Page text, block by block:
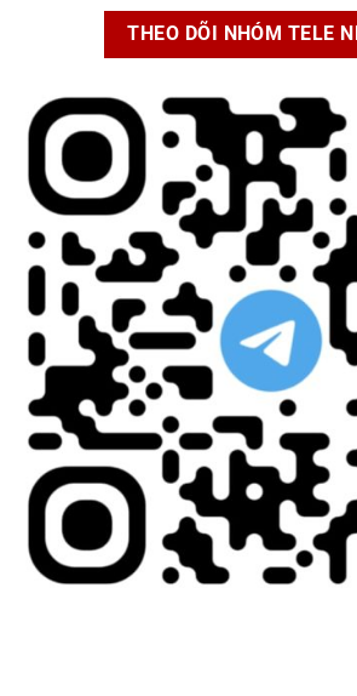
THEO DÕI NHÓM TELE